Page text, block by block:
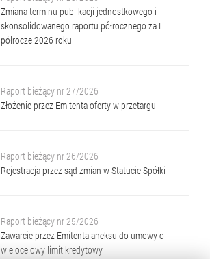
Zmiana terminu publikacji jednostkowego i
skonsolidowanego raportu półrocznego za I
półrocze 2026 roku
Raport bieżący nr 27/2026
Złożenie przez Emitenta oferty w przetargu
Raport bieżący nr 26/2026
Rejestracja przez sąd zmian w Statucie Spółki
Raport bieżący nr 25/2026
Zawarcie przez Emitenta aneksu do umowy o
wielocelowy limit kredytowy